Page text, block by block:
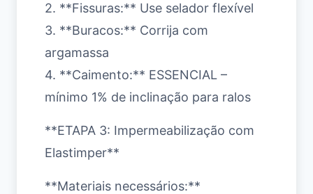
2. **Fissuras:** Use selador flexível
3. **Buracos:** Corrija com
argamassa
4. **Caimento:** ESSENCIAL –
mínimo 1% de inclinação para ralos
**ETAPA 3: Impermeabilização com
Elastimper**
**Materiais necessários:**